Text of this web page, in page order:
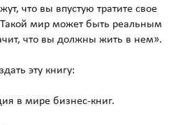
что вы впустую тратите свое
мир может быть реальным
что вы должны жить в нем».
эту книгу:
в мире бизнес-книг.